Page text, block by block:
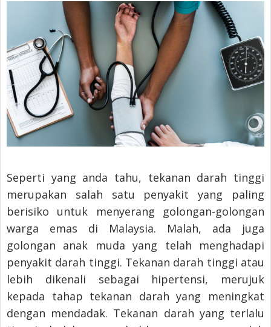
Seperti yang anda tahu, tekanan darah tinggi
merupakan salah satu penyakit yang paling
berisiko untuk menyerang golongan-golongan
warga emas di Malaysia. Malah, ada juga
golongan anak muda yang telah menghadapi
penyakit darah tinggi. Tekanan darah tinggi atau
lebih dikenali sebagai hipertensi, merujuk
kepada tahap tekanan darah yang meningkat
dengan mendadak. Tekanan darah yang terlalu